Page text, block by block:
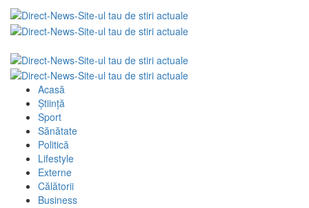
Acasă
Știință
Sport
Sănătate
Politică
Lifestyle
Externe
Călătorii
Business